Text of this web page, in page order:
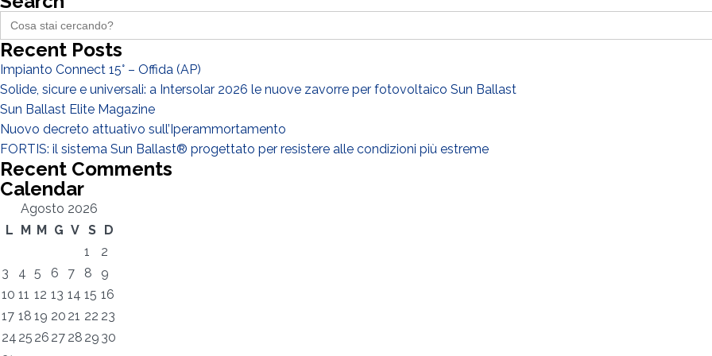
Search
for:
Recent Posts
Impianto Connect 15° – Offida (AP)
Solide, sicure e universali: a Intersolar 2026 le nuove zavorre per fotovoltaico Sun Ballast
Sun Ballast Elite Magazine
Nuovo decreto attuativo sull’Iperammortamento
FORTIS: il sistema Sun Ballast® progettato per resistere alle condizioni più estreme
Recent Comments
Calendar
Agosto 2026
L M M G V S
D
1
2
3
4 5 6 7 8
9
10 11 12 13 14 15 16
17 18 19 20 21 22 23
24 25 26 27 28 29 30